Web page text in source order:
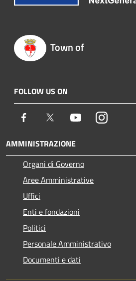
Town of
FOLLOW US ON
Facebook Twitter YoutubeInstagram
AMMINISTRAZIONE
Organi di Governo
Aree Amministrative
Uffici
Enti e fondazioni
Politici
Personale Amministrativo
Documenti e dati